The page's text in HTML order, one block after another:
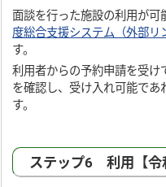
面談を行った施設の利用が可
度総合支援システム（外部リ
す。
利用者からの予約申請を受け
を確認し、受け入れ可能であ
す。
ステップ6 利用【令